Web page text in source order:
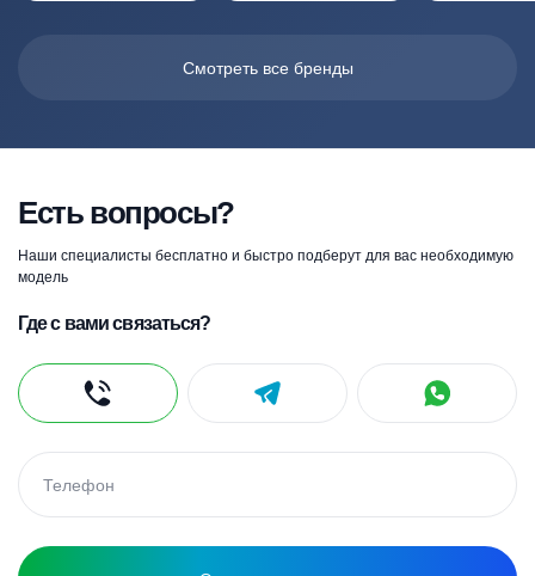
Смотреть все бренды
Есть вопросы?
Наши специалисты бесплатно и быстро подберут для вас необходимую
модель
Где с вами связаться?